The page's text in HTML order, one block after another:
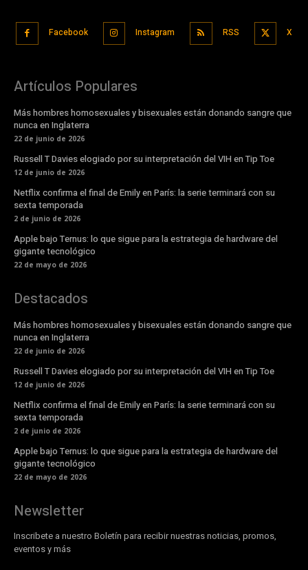
Facebook Instagram RSS X
Artículos Populares
Más hombres homosexuales y bisexuales están donando sangre que
nunca en Inglaterra
22 de junio de 2026
Russell T Davies elogiado por su interpretación del VIH en Tip Toe
12 de junio de 2026
Netflix confirma el final de Emily en París: la serie terminará con su
sexta temporada
2 de junio de 2026
Apple bajo Ternus: lo que sigue para la estrategia de hardware del
gigante tecnológico
22 de mayo de 2026
Destacados
Más hombres homosexuales y bisexuales están donando sangre que
nunca en Inglaterra
22 de junio de 2026
Russell T Davies elogiado por su interpretación del VIH en Tip Toe
12 de junio de 2026
Netflix confirma el final de Emily en París: la serie terminará con su
sexta temporada
2 de junio de 2026
Apple bajo Ternus: lo que sigue para la estrategia de hardware del
gigante tecnológico
22 de mayo de 2026
Newsletter
Inscribete a nuestro Boletín para recibir nuestras noticias, promos,
eventos y más